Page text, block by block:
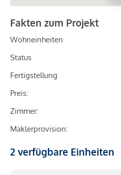
Fakten zum Projekt
Wohneinheiten
Status
Fertigstellung
Preis:
Zimmer:
Maklerprovision:
2 verfügbare Einheiten